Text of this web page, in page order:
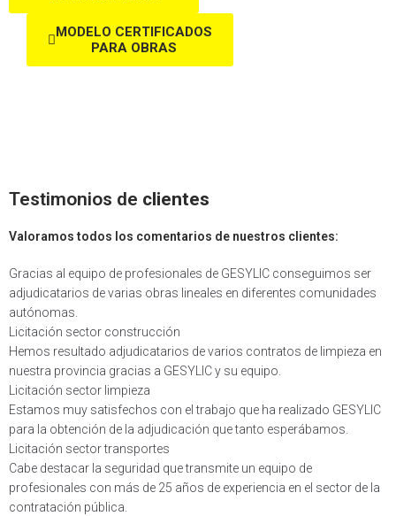
MODELO CERTIFICADOS
PARA OBRAS
Testimonios de clientes
Valoramos todos los comentarios de nuestros clientes:
Gracias al equipo de profesionales de GESYLIC conseguimos ser
adjudicatarios de varias obras lineales en diferentes comunidades
autónomas.
Licitación sector construcción
Hemos resultado adjudicatarios de varios contratos de limpieza en
nuestra provincia gracias a GESYLIC y su equipo.
Licitación sector limpieza
Estamos muy satisfechos con el trabajo que ha realizado GESYLIC
para la obtención de la adjudicación que tanto esperábamos.
Licitación sector transportes
Cabe destacar la seguridad que transmite un equipo de
profesionales con más de 25 años de experiencia en el sector de la
contratación pública.